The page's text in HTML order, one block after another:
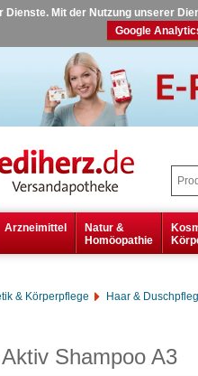
Mit der Nutzung unserer
Google
Arzneimittel
Natur &
Homöopathie
& Körperpflege Haar &
Shampoo A3